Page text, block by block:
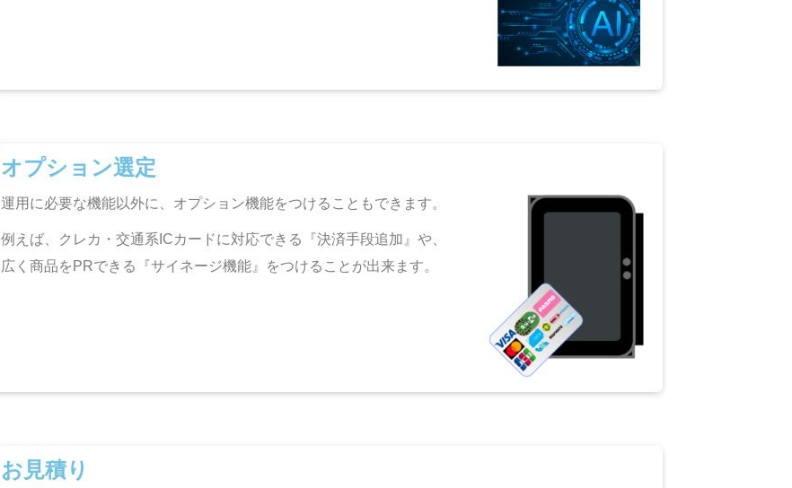
オプション選定
運用に必要な機能以外に、オプション機能をつけることもできます。
例えば、クレカ・交通系ICカードに対応できる『決済手段追加』や、
広く商品をPRできる『サイネージ機能』をつけることが出来ます。
お見積り